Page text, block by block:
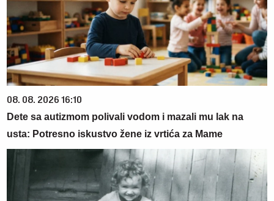
08. 08. 2026 16:10
Dete sa autizmom polivali vodom i mazali mu lak na
usta: Potresno iskustvo žene iz vrtića za Mame